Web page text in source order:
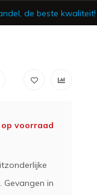
de beste kwaliteit!
op voorraad
in